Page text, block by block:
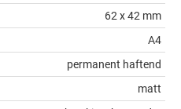
62 x 42 mm
A4
permanent haftend
matt